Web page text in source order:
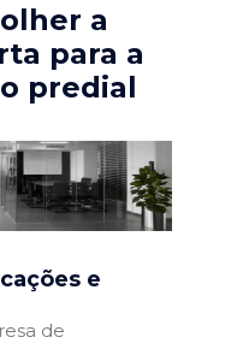
a
para a
predial
e
de